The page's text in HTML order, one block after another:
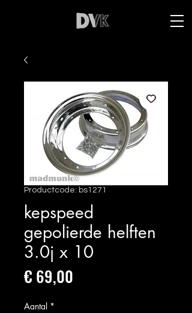
Productcode: bs1271
kepspeed
gepolierde helften
3.0j x 10
€ 69,00
Aantal *